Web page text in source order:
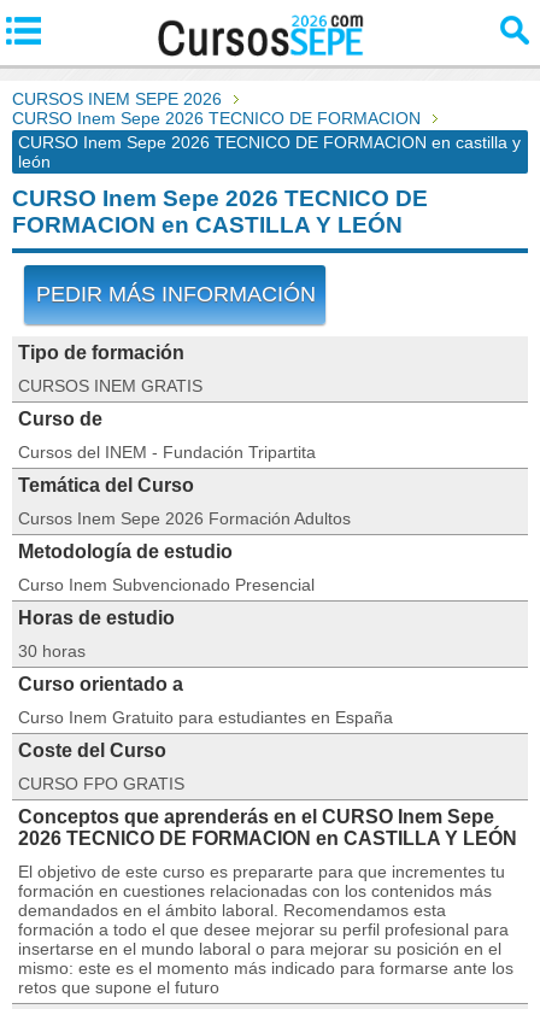
CURSOS INEM SEPE 2026
CURSO Inem Sepe 2026 TECNICO DE FORMACION
CURSO Inem Sepe 2026 TECNICO DE FORMACION en castilla y
león
CURSO Inem Sepe 2026 TECNICO DE
FORMACION en CASTILLA Y LEÓN
PEDIR MÁS INFORMACIÓN
Tipo de formación
CURSOS INEM GRATIS
Curso de
Cursos del INEM - Fundación Tripartita
Temática del Curso
Cursos Inem Sepe 2026 Formación Adultos
Metodología de estudio
Curso Inem Subvencionado Presencial
Horas de estudio
30 horas
Curso orientado a
Curso Inem Gratuito para estudiantes en España
Coste del Curso
CURSO FPO GRATIS
Conceptos que aprenderás en el CURSO Inem Sepe
2026 TECNICO DE FORMACION en CASTILLA Y LEÓN
El objetivo de este curso es prepararte para que incrementes tu
formación en cuestiones relacionadas con los contenidos más
demandados en el ámbito laboral. Recomendamos esta
formación a todo el que desee mejorar su perfil profesional para
insertarse en el mundo laboral o para mejorar su posición en el
mismo: este es el momento más indicado para formarse ante los
retos que supone el futuro